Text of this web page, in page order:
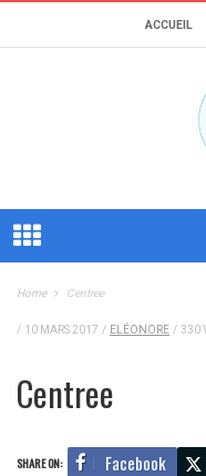
ACCUEIL
Home Centree
/ 10 MARS 2017 / ELÉONORE / 330
Centree
SHARE ON: Facebook